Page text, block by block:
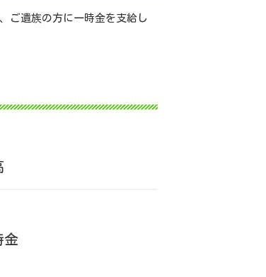
ご遺族の方に一時金を支給し
金